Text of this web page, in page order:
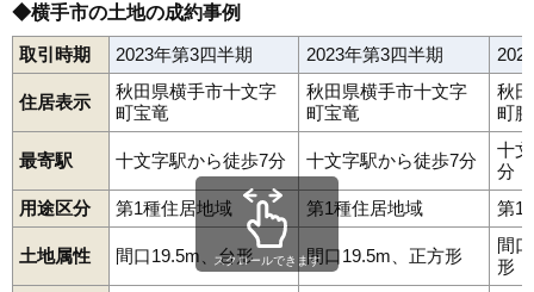
66 山内土渕 1.4万円
67 平鹿町中吉田 1.3万円 113万円 -21.6%
安本 1.2万円 87万円 -9.2%
塚堀 106万円 -1.5%
70 雄物川町大沢 1.1万円 87万円 -24.0%
71
雄物川町谷地新
田
1.1万円 75万円 -4.4%
72 上境 1.1万円 93万円 -11.4%
73 下八丁 1.0万円 137万円 -27.0%
◆横手市の土地の成約事例
取引時期 2023年第3四半期 2023年第3四半期
住居表示
秋田県横手市十文字
町宝竜
秋田県横手市十文字
町宝竜
秋
町
最寄駅 十文字駅から徒歩7分 十文字駅から徒歩7分
十
分
用途区分
第1種住居地域 第1種住居地域 第1
土地属性 間口19.5m、台形 間口19.5m、正方形
間
形
スクロールできます